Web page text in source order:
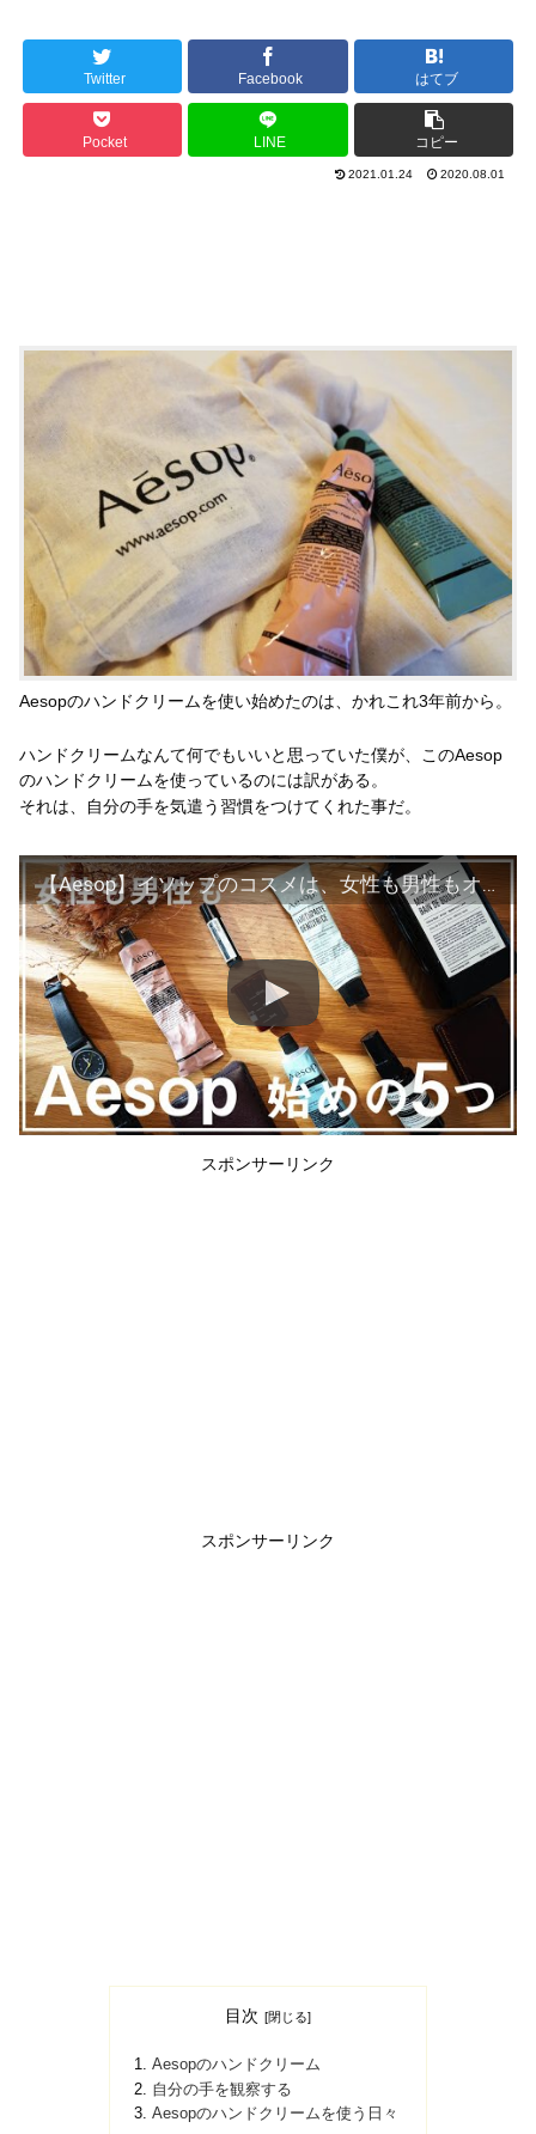
Twitter Facebook はてブ
Pocket LINE コピー
2021.01.24 2020.08.01
Aesopのハンドクリームを使い始めたのは、かれこれ3年前から。
ハンドクリームなんて何でもいいと思っていた僕が、このAesop
のハンドクリームを使っているのには訳がある。
それは、自分の手を気遣う習慣をつけてくれた事だ。
【Aesop】イソップのコスメは、女性も男性もオススメ。始めの5選を紹介。
スポンサーリンク
スポンサーリンク
目次
Aesopのハンドクリーム
自分の手を観察する
Aesopのハンドクリームを使う日々